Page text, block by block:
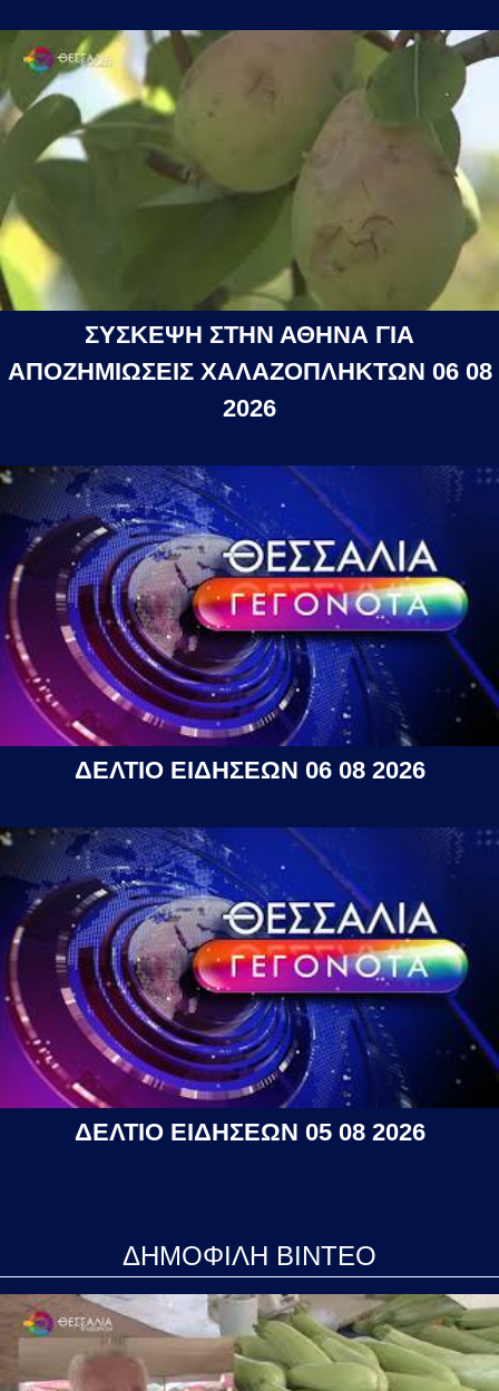
ΣΥΣΚΕΨΗ ΣΤΗΝ ΑΘΗΝΑ ΓΙΑ
ΑΠΟΖΗΜΙΩΣΕΙΣ ΧΑΛΑΖΟΠΛΗΚΤΩΝ 06 08
2026
ΔΕΛΤΙΟ ΕΙΔΗΣΕΩΝ 06 08 2026
ΔΕΛΤΙΟ ΕΙΔΗΣΕΩΝ 05 08 2026
ΔΗΜΟΦΙΛΗ ΒΙΝΤΕΟ